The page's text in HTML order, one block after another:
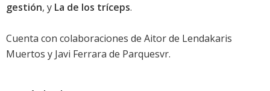
gestión, y La de los tríceps.
Cuenta con colaboraciones de Aitor de Lendakaris
Muertos y Javi Ferrara de Parquesvr.